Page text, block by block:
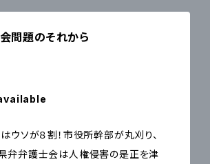
問題のそれから
ウソが８割！市役所幹部が丸刈り、
弁弁護士会は人権侵害の是正を津